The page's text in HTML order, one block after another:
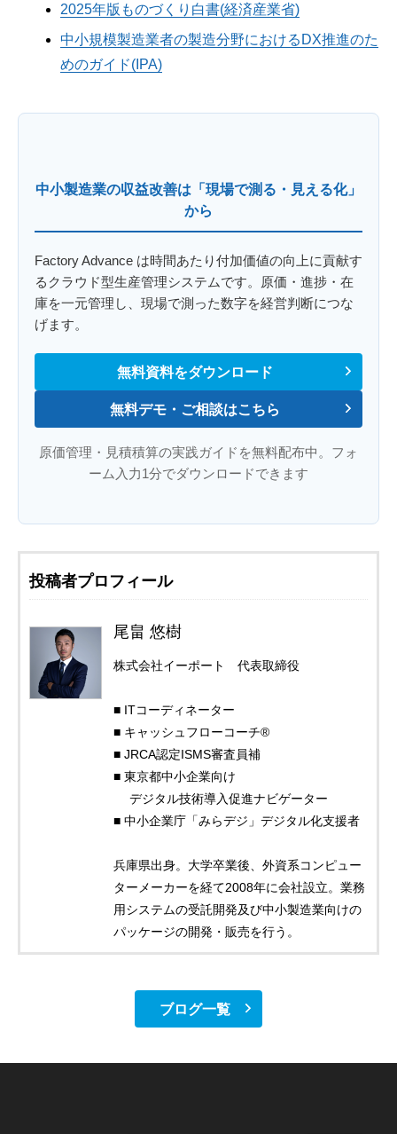
2025年版ものづくり白書(経済産業省)
中小規模製造業者の製造分野におけるDX推進のた
めのガイド(IPA)
中小製造業の収益改善は「現場で測る・見える化」
から
Factory Advance は時間あたり付加価値の向上に貢献す
るクラウド型生産管理システムです。原価・進捗・在
庫を一元管理し、現場で測った数字を経営判断につな
げます。
無料資料をダウンロード
無料デモ・ご相談はこちら
原価管理・見積積算の実践ガイドを無料配布中。フォ
ーム入力1分でダウンロードできます
投稿者プロフィール
尾畠 悠樹
株式会社イーポート 代表取締役
■ ITコーディネーター
■ キャッシュフローコーチ®
■ JRCA認定ISMS審査員補
■ 東京都中小企業向け
デジタル技術導入促進ナビゲーター
■ 中小企業庁「みらデジ」デジタル化支援者
兵庫県出身。大学卒業後、外資系コンピュー
ターメーカーを経て2008年に会社設立。業務
用システムの受託開発及び中小製造業向けの
パッケージの開発・販売を行う。
ブログ一覧